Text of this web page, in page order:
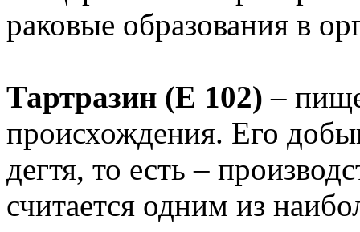
раковые образования в
Тартразин (Е 102)–
происхождения. Его
дегтя, то есть –
считается одним из